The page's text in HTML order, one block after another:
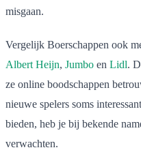
misgaan.
Vergelijk Boerschappen ook
Albert Heijn, Jumbo en Lidl.
ze online boodschappen
nieuwe spelers soms
bieden, heb je bij bekende
verwachten.